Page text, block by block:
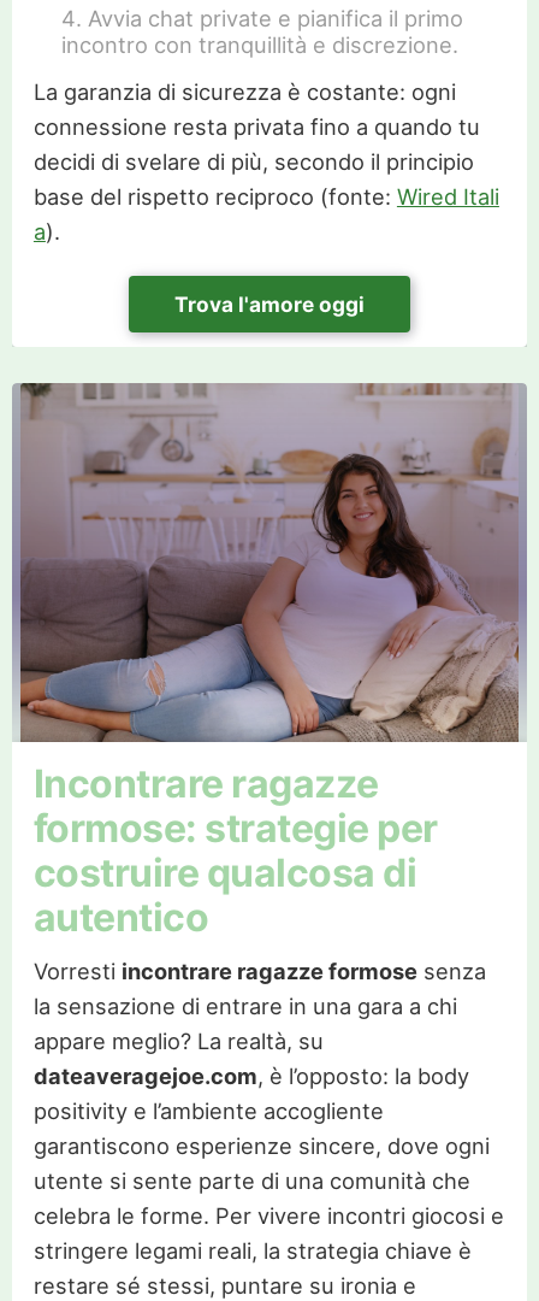
Avvia chat private e pianifica il primo
incontro con tranquillità e discrezione.
La garanzia di sicurezza è costante: ogni
connessione resta privata fino a quando tu
decidi di svelare di più, secondo il principio
base del rispetto reciproco (fonte: Wired Itali
a).
Trova l'amore oggi
Incontrare ragazze
formose: strategie per
costruire qualcosa di
autentico
Vorresti incontrare ragazze formosesenza
la sensazione di entrare in una gara a chi
appare meglio? La realtà, su
dateaveragejoe.com, è l’opposto: la body
positivity e l’ambiente accogliente
garantiscono esperienze sincere, dove ogni
utente si sente parte di una comunità che
celebra le forme. Per vivere incontri giocosi e
stringere legami reali, la strategia chiave è
restare sé stessi, puntare su ironia e